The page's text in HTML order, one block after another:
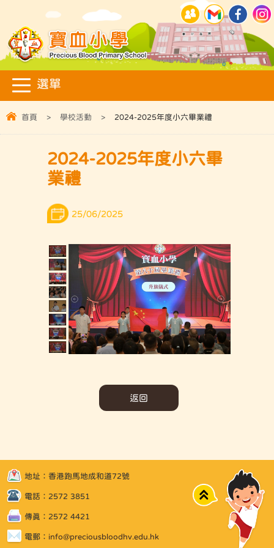
首頁 > 學校活動 > 2024-2025年度小六畢業禮
2024-2025年度小六畢
業禮
25/06/2025
返回
地址：香港跑馬地成和道72號
電話：2572 3851
傳真：2572 4421
電郵： info@preciousbloodhv.edu.hk
Top